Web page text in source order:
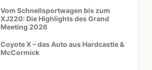
Vom Schnellsportwagen bis zum
XJ220: Die Highlights des Grand
Meeting 2026
Coyote X – das Auto aus Hardcastle &
McCormick